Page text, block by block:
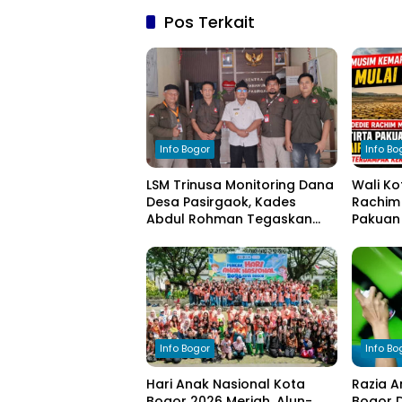
Pos Terkait
Info Bogor
LSM Trinusa Monitoring Dana
Desa Pasirgaok, Kades
Abdul Rohman Tegaskan
Pengelolaan Anggaran
Info
Wali
Info Bogor
Hari Anak Nasional Kota
Info
Razia